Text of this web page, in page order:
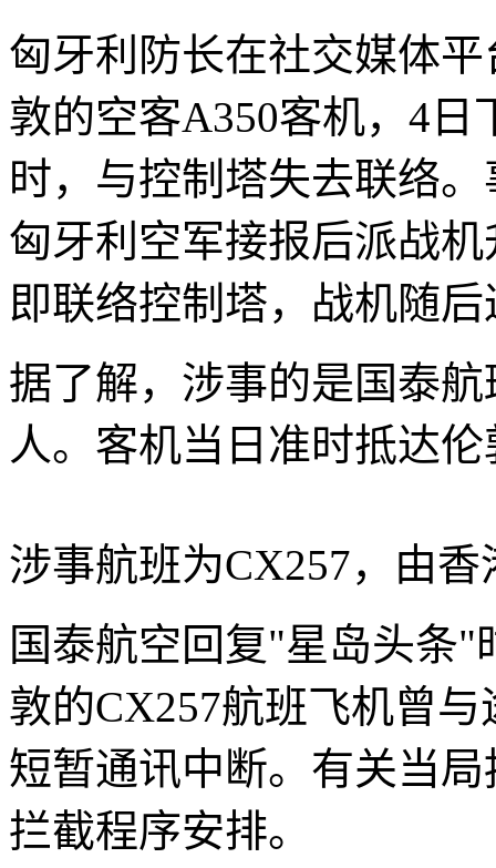
匈牙利防长在社交媒体
敦的空客A350客机，4
时，与控制塔失去联络
匈牙利空军接报后派战
即联络控制塔，战机随
据了解，涉事的是国泰
人。客机当日准时抵达
涉事航班为CX257，由
国泰航空回复"星岛头条"
敦的CX257航班飞机曾
短暂通讯中断。有关当
拦截程序安排。